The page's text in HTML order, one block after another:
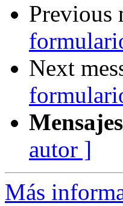
Previous
Next
autor ]
Más